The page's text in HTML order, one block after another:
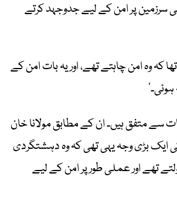
سرزمین پر امن کے لیے جدوجہد کرتے
کہ وہ امن چاہتے تھے، اور یہ بات امن کے
سے متفق ہیں۔ ان کے مطابق مولانا خان
ایک بڑی وجہ یہی تھی کہ وہ دہشتگردی
تھے اور عملی طور پر امن کے لیے